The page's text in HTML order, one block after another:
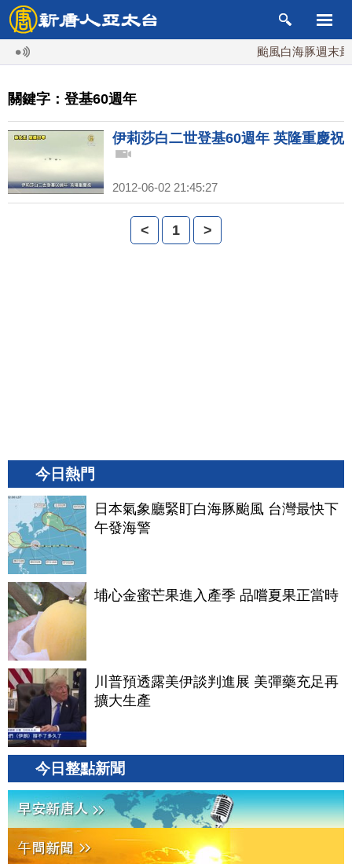
颱風白海豚週末最
關鍵字：登基60週年
伊莉莎白二世登基60週年 英隆重慶祝
2012-06-02 21:45:27
< 1 >
今日熱門
日本氣象廳緊盯白海豚颱風 台灣最快下
午發海警
埔心金蜜芒果進入產季 品嚐夏果正當時
川普預透露美伊談判進展 美彈藥充足再
擴大生產
今日整點新聞